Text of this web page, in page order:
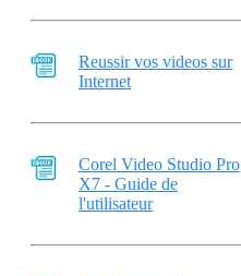
Reussir vos videos sur
Internet
Corel Video Studio Pro
X7 - Guide de
l'utilisateur